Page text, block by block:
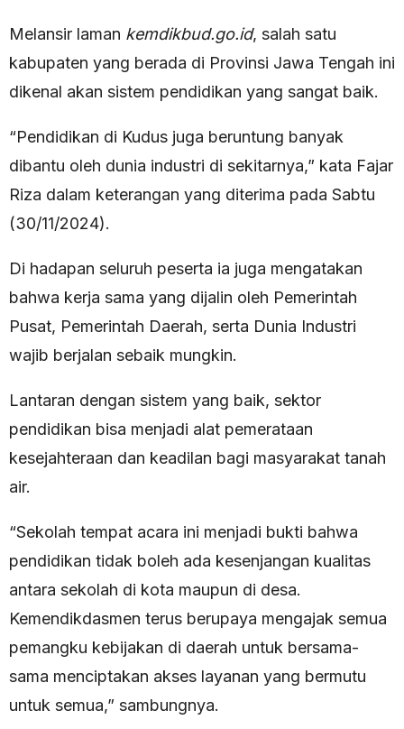
Melansir laman kemdikbud.go.id, salah satu
kabupaten yang berada di Provinsi Jawa Tengah ini
dikenal akan sistem pendidikan yang sangat baik.
“Pendidikan di Kudus juga beruntung banyak
dibantu oleh dunia industri di sekitarnya,” kata Fajar
Riza dalam keterangan yang diterima pada Sabtu
(30/11/2024).
Di hadapan seluruh peserta ia juga mengatakan
bahwa kerja sama yang dijalin oleh Pemerintah
Pusat, Pemerintah Daerah, serta Dunia Industri
wajib berjalan sebaik mungkin.
Lantaran dengan sistem yang baik, sektor
pendidikan bisa menjadi alat pemerataan
kesejahteraan dan keadilan bagi masyarakat tanah
air.
“Sekolah tempat acara ini menjadi bukti bahwa
pendidikan tidak boleh ada kesenjangan kualitas
antara sekolah di kota maupun di desa.
Kemendikdasmen terus berupaya mengajak semua
pemangku kebijakan di daerah untuk bersama-
sama menciptakan akses layanan yang bermutu
untuk semua,” sambungnya.